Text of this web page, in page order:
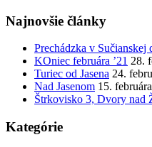
Najnovšie články
Prechádzka v Sučianskej
KOniec februára ’21 28.
Turiec od Jasena 24.
Nad Jasenom 15.
Štrkovisko 3, Dvory nad
Kategórie